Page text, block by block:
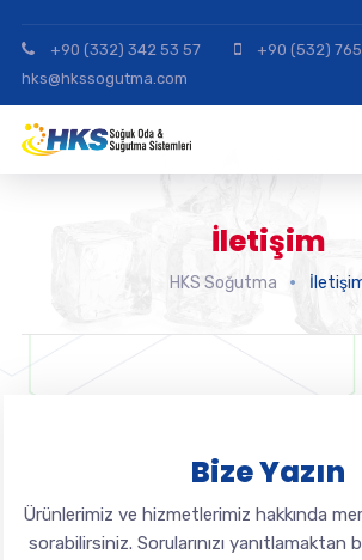
+90 (332) 342 53 57
+90 (532)
hks@hkssogutma.com
İletişim
HKS Soğutma
Bize Yazın
Ürünlerimiz ve hizmetlerimiz hakkında
sorabilirsiniz. Sorularınızı yanıtlamaktan